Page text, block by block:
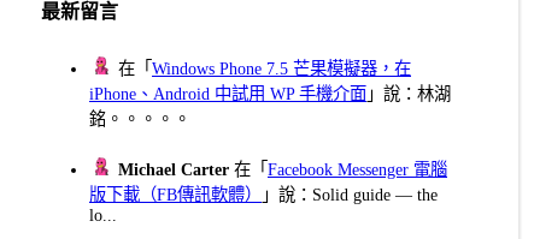
最新留言
在「Windows Phone 7.5 芒果模擬器，在
iPhone、Android 中試用 WP 手機介面 」說：林湖
銘。。。。。
Michael Carter 在「Facebook Messenger 電腦
版下載（FB傳訊軟體）
」說：Solid guide — the
lo...